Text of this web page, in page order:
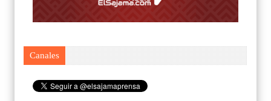
Canales